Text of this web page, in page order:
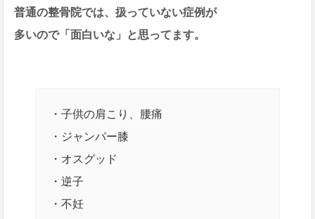
普通の整骨院では、扱っていない症例が
多いので「面白いな」と思ってます。
・子供の肩こり、腰痛
・ジャンパー膝
・オスグッド
・逆子
・不妊